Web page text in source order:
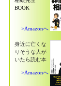
BOOK
>Amazonへ
身近に亡くな
りそうな人が
いたら読む本
>Amazonへ